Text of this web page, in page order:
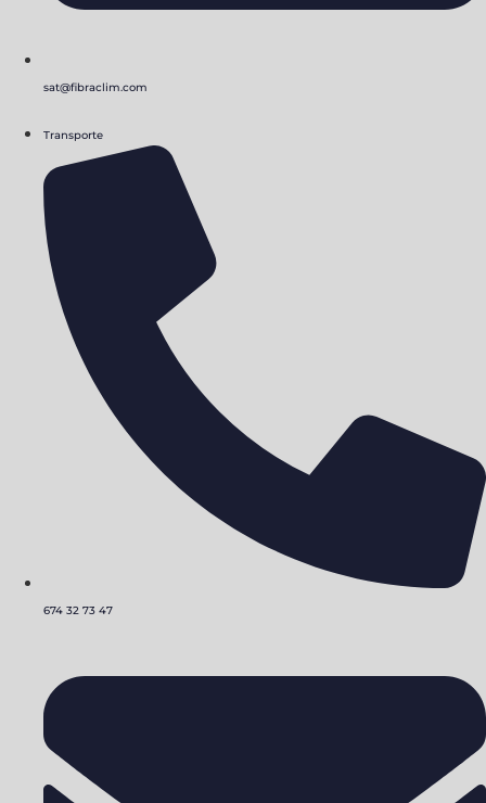
sat@fibraclim.com
Transporte
674 32 73 47